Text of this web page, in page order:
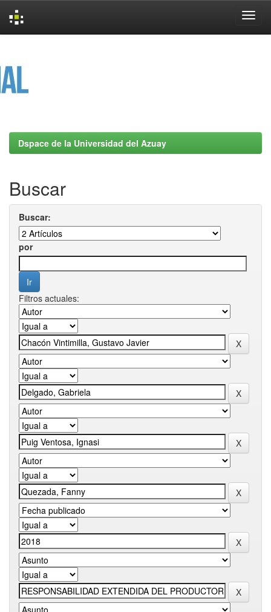
Dspace de la Universidad del Azuay
Buscar
Buscar:
por
Filtros actuales: